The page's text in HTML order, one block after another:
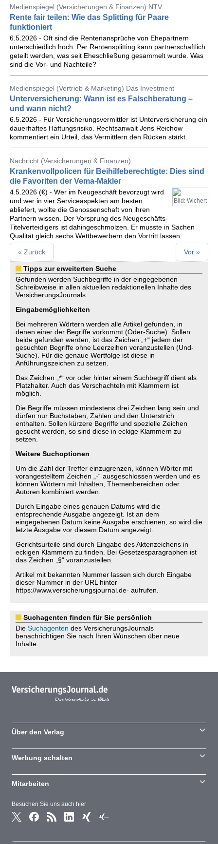
Medienspiegel (Versicherungen & Finanzen) NTV
Rente fair teilen: Wie das Splitting für Paare
funktioniert
6.5.2026 - Oft sind die Rentenansprüche von Ehepartnern
unterschiedlich hoch. Per Rentensplitting kann partnerschaftlich
geteilt werden, was seit Eheschließung gesammelt wurde. Was
sind die Vor- und Nachteile?
Medienspiegel (Vertrieb & Marketing) Das Investment
Unterversicherung: Wann ist es Falschberatung –
und wann nicht?
6.5.2026 - Für Versicherungsvermittler ist Unterversicherung ein
dauerhaftes Haftungsrisiko. Rechtsanwalt Jens Reichow
kommentiert ein Urteil, das Vermittlern den Rücken stärkt.
Nachricht (Versicherungen & Finanzen)
Krankenvollpolicen für Beihilfeberechtigte: Dies sind
die Favoriten der Vema-Makler
Bild: Wichert
4.5.2026 (€) - Wer im Neugeschäft bevorzugt wird
und wer in vier Serviceaspekten am besten
abliefert, wollte die Genossenschaft von ihren
Partnern wissen. Der Vorsprung des Neugeschäfts-
Titelverteidigers ist dahingeschmolzen. Er musste in Sachen
Qualität gleich sechs Wettbewerbern den Vortritt lassen.
« Zurück Vor »
Tipps zur erweiterten Suche
Gefunden werden Suchbegriffe in der eingegebenen
Schreibweise in allen aktuellen redaktionellen Inhalte des
VersicherungsJournals.
Eingabemöglichkeiten
Bei mehreren Wörtern werden alle Artikel gefunden, in
denen einer der Begriffe vorkommt (Oder-Suche). Sollen
beide gefunden werden, ist das Zeichen „+“ jedem der
gesuchten Begriffe ohne Leerzeihen voranzustellen (Und-
Suche). Für die genaue Wortfolge ist diese in
Anführungszeichen zu setzen.
Das Zeichen „*“ vor oder hinter einem Suchbegriff dient als
Platzhalter. Auch das Verschachteln mit Klammern ist
möglich.
Die Begriffe müssen mindestens drei Zeichen lang sein und
dürfen nur Buchstaben, Zahlen und den Unterstrich
enthalten. Sollen kürzere Begriffe und spezielle Zeichen
gesucht werden, so sind diese in eckige Klammern zu
setzen.
Weitere Suchoptionen
Um die Zahl der Treffer einzugrenzen, können Wörter mit
vorangestelltem Zeichen „-“ ausgeschlossen werden und es
können Wörtern mit Inhalten, Themenbereichen oder
Autoren kombiniert werden.
Durch Eingabe eines genauen Datums wird die
entsprechende Ausgabe angezeigt. Ist an dem
eingegebenen Datum keine Ausgabe erschienen, so wird die
letzte Ausgabe vor diesem Datum angezeigt.
Gerichtsurteile sind durch Eingabe des Aktenzeichens in
eckigen Klammern zu finden. Bei Gesetzesparagraphen ist
das Zeichen „§“ voranzustellen.
Artikel mit bekannten Nummer lassen sich durch Eingabe
dieser Nummer in der URL hinter
https://www.versicherungsjournal.de- aufrufen.
Suchagenten finden für Sie persönlich
Die Suchagenten des VersicherungsJournals
benachrichtigen Sie nach Ihren Wünschen über neue
Inhalte.
Besuchen Sie uns auch hier
Über den Verlag
Werbung schalten
Mitarbeiten